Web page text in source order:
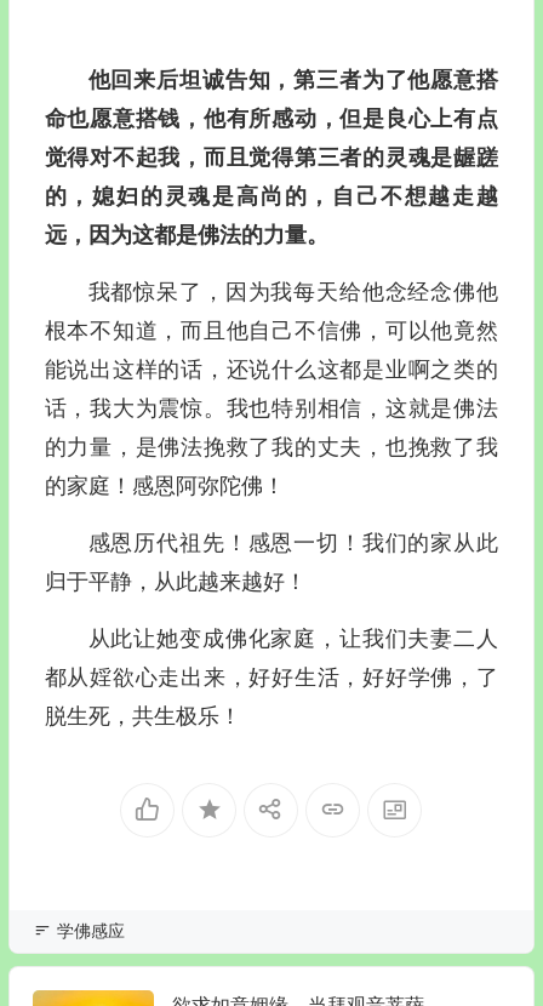
他回来后坦诚告知，第三者为了他愿意搭
命也愿意搭钱，他有所感动，但是良心上有点
觉得对不起我，而且觉得第三者的灵魂是龌蹉
的，媳妇的灵魂是高尚的，自己不想越走越
远，因为这都是佛法的力量。
我都惊呆了，因为我每天给他念经念佛他
根本不知道，而且他自己不信佛，可以他竟然
能说出这样的话，还说什么这都是业啊之类的
话，我大为震惊。我也特别相信，这就是佛法
的力量，是佛法挽救了我的丈夫，也挽救了我
的家庭！感恩阿弥陀佛！
感恩历代祖先！感恩一切！我们的家从此
归于平静，从此越来越好！
从此让她变成佛化家庭，让我们夫妻二人
都从婬欲心走出来，好好生活，好好学佛，了
脱生死，共生极乐！
学佛感应